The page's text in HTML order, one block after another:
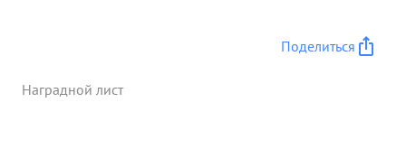
Поделиться
Наградной лист